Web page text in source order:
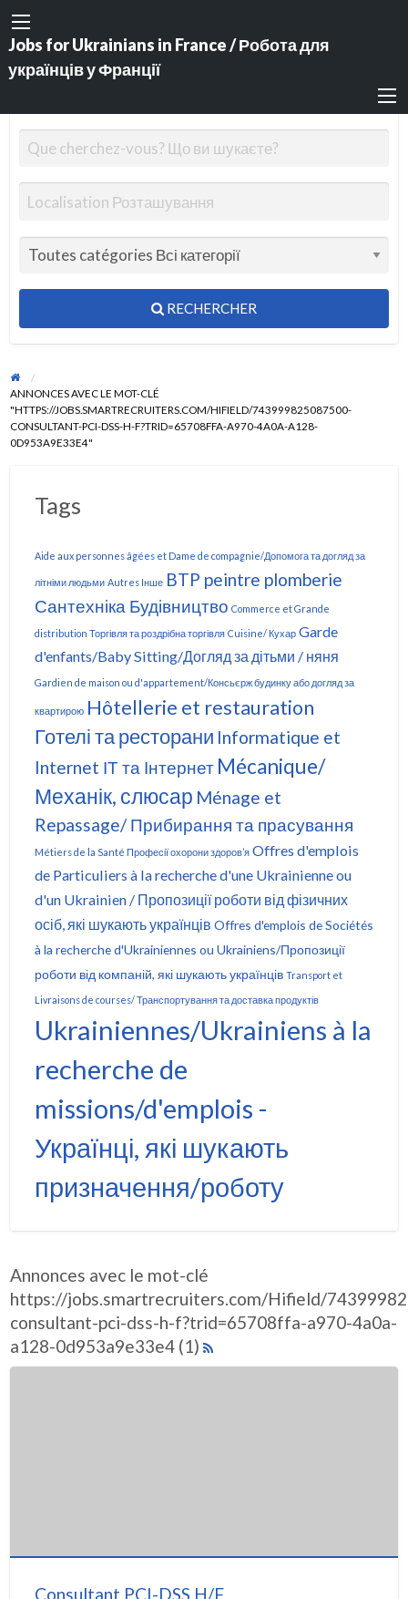
Jobs for Ukrainians in France / Робота для
українців у Франції
RECHERCHER
ANNONCES AVEC LE MOT-CLÉ
"HTTPS://JOBS.SMARTRECRUITERS.COM/HIFIELD/743999825087500-
CONSULTANT-PCI-DSS-H-F?TRID=65708FFA-A970-4A0A-A128-
0D953A9E33E4"
Tags
Aide aux personnes âgées et Dame de compagnie/Допомога та догляд за
літніми людьми Autres Інше BTP peintre plomberie
Сантехніка Будівництво Commerce et Grande
distribution Торгівля та роздрібна торгівля Cuisine/ Кухар Garde
d'enfants/Baby Sitting/Догляд за дітьми / няня
Gardien de maison ou d'appartement/Консьєрж будинку або догляд за
квартирою Hôtellerie et restauration
Готелі та ресторани Informatique et
Internet ІТ та Інтернет Mécanique/
Механік, слюсар Ménage et
Repassage/ Прибирання та прасування
Métiers de la Santé Професії охорони здоров’я Offres d'emplois
de Particuliers à la recherche d'une Ukrainienne ou
d'un Ukrainien / Пропозиції роботи від фізичних
осіб, які шукають українців Offres d'emplois de Sociétés
à la recherche d'Ukrainiennes ou Ukrainiens/Пропозиції
роботи від компаній, які шукають українців Transport et
Livraisons de courses/ Транспортування та доставка продуктів
Ukrainiennes/Ukrainiens à la
recherche de
missions/d'emplois -
Українці, які шукають
призначення/роботу
Annonces avec le mot-clé
https://jobs.smartrecruiters.com/Hifield/
consultant-pci-dss-h-f?trid=65708ffa-a970-4a0a-
a128-0d953a9e33e4 (1)
Consultant PCI-DSS H/F